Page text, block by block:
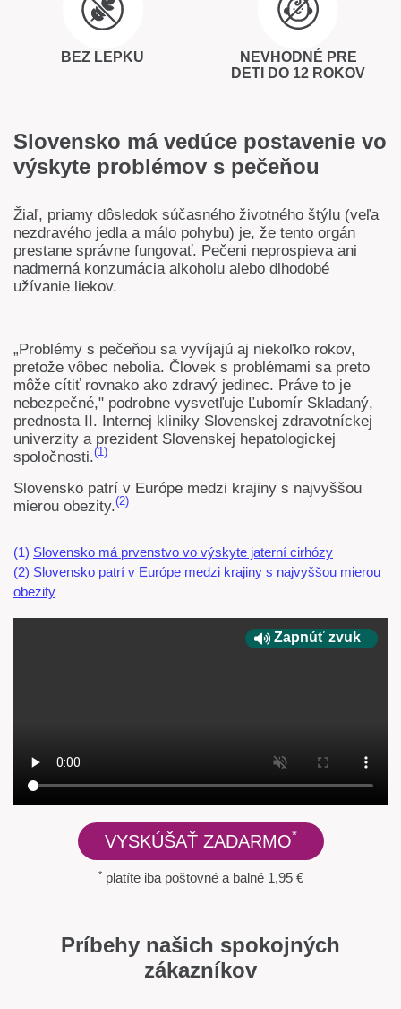
BEZ LEPKU
NEVHODNÉ PRE
DETI DO 12 ROKOV
Slovensko má vedúce postavenie vo
výskyte problémov s pečeňou
Žiaľ, priamy dôsledok súčasného životného štýlu (veľa
nezdravého jedla a málo pohybu) je, že tento orgán
prestane správne fungovať. Pečeni neprospieva ani
nadmerná konzumácia alkoholu alebo dlhodobé
užívanie liekov.
„Problémy s pečeňou sa vyvíjajú aj niekoľko rokov,
pretože vôbec nebolia. Človek s problémami sa preto
môže cítiť rovnako ako zdravý jedinec. Práve to je
nebezpečné," podrobne vysvetľuje Ľubomír Skladaný,
prednosta II. Internej kliniky Slovenskej zdravotníckej
univerzity a prezident Slovenskej hepatologickej
spoločnosti.(1)
Slovensko patrí v Európe medzi krajiny s najvyššou
mierou obezity.(2)
(1) Slovensko má prvenstvo vo výskyte jaterní cirhózy
(2) Slovensko patrí v Európe medzi krajiny s najvyššou mierou
obezity
Zapnúť zvuk
VYSKÚŠAŤ ZADARMO*
*platíte iba poštovné a balné 1,95 €
Príbehy našich spokojných
zákazníkov